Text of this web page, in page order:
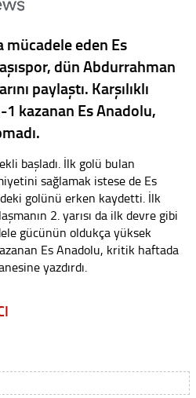
mücadele eden Es
dün Abdurrahman
paylaştı. Karşılıklı
kazanan Es Anadolu,
başladı. İlk golü bulan
sağlamak istese de Es
golünü erken kaydetti. İlk
2. yarısı da ilk devre gibi
gücünün oldukça yüksek
Es Anadolu, kritik haftada
yazdırdı.